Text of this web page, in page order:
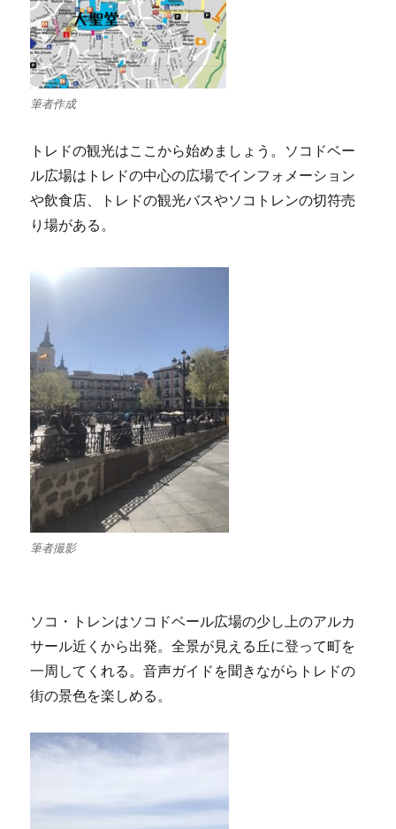
筆者作成
トレドの観光はここから始めましょう。ソコドベー
ル広場はトレドの中心の広場でインフォメーション
や飲食店、トレドの観光バスやソコトレンの切符売
り場がある。
筆者撮影
ソコ・トレンはソコドベール広場の少し上のアルカ
サール近くから出発。全景が見える丘に登って町を
一周してくれる。音声ガイドを聞きながらトレドの
街の景色を楽しめる。